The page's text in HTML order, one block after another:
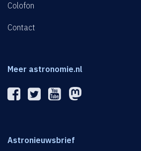
Colofon
Contact
Meer astronomie.nl
Astronieuwsbrief